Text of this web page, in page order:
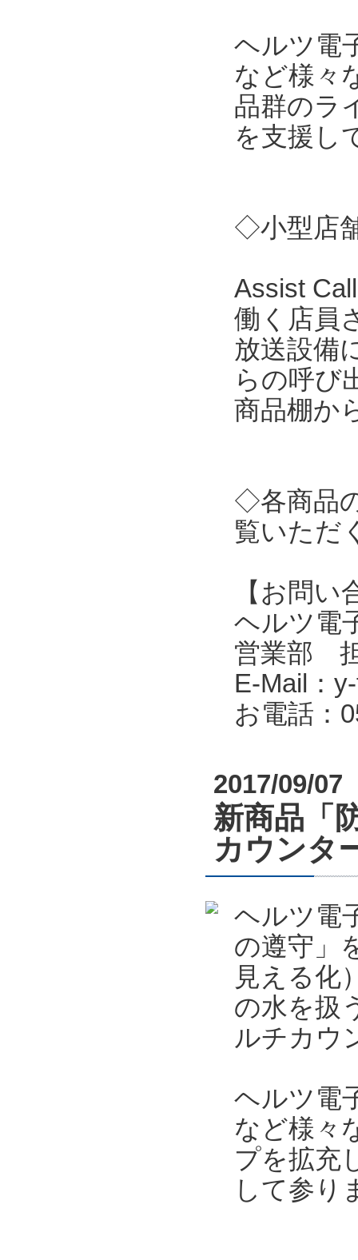
ヘルツ電
など様々
品群のラ
を支援し
◇小型店
Assist
働く店員
放送設備
らの呼び
商品棚か
◇各商品
覧いただ
【お問い
ヘルツ電
営業部
E-Mail：
お電話：
2017/09/07
新商品「
カウンタ
ヘルツ電
の遵守」
見える化
の水を扱
ルチカウ
ヘルツ電
など様々
プを拡充
して参り